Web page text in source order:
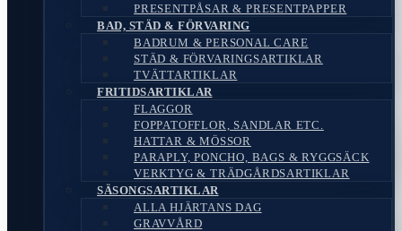
PRESENTPÅSAR & PRESENTPAPPER
BAD, STÄD & FÖRVARING
BADRUM & PERSONAL CARE
STÄD & FÖRVARINGSARTIKLAR
TVÄTTARTIKLAR
FRITIDSARTIKLAR
FLAGGOR
FOPPATOFFLOR, SANDLAR ETC.
HATTAR & MÖSSOR
PARAPLY, PONCHO, BAGS & RYGGSÄCK
VERKTYG & TRÄDGÅRDSARTIKLAR
SÄSONGSARTIKLAR
ALLA HJÄRTANS DAG
GRAVVÅRD